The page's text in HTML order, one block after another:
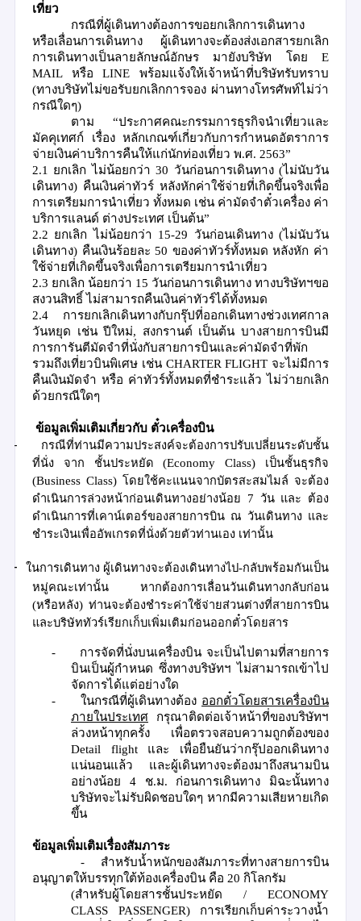
เที่ยว
กรณีที่ผู้เดินทางต้องการขอยกเลิกการเดินทาง
หรือเลื่อนการเดินทาง ผู้เดินทางจะต้องส่งเอกสารยกเลิก
การเดินทางเป็นลายลักษณ์อักษร มายังบริษัท โดย E
MAIL หรือ LINEพร้อมแจ้งให้เจ้าหน้าที่บริษัทรับทราบ
(ทางบริษัทไม่ขอรับยกเลิกการจอง ผ่านทางโทรศัพท์ไม่ว่า
กรณีใดๆ)
ตาม “ประกาศคณะกรรมการธุรกิจนำเที่ยวและ
มัคคุเทศก์ เรื่อง หลักเกณฑ์เกี่ยวกับการกำหนดอัตราการ
จ่ายเงินค่าบริการคืนให้แก่นักท่องเที่ยว พ.ศ. 2563”
2.1 ยกเลิก ไม่น้อยกว่า30 วันก่อนการเดินทาง (ไม่นับวัน
เดินทาง) คืนเงินค่าทัวร์ หลังหักค่าใช้จ่ายที่เกิดขึ้นจริงเพื่อ
การเตรียมการนำเที่ยว ทั้งหมด เช่น ค่ามัดจำตั๋วเครื่อง ค่า
บริการแลนด์ ต่างประเทศ เป็นต้น”
2.2 ยกเลิก ไม่น้อยกว่า 15-29 วันก่อนเดินทาง(ไม่นับวัน
เดินทาง) คืนเงินร้อยละ 50 ของค่าทัวร์ทั้งหมด หลังหัก ค่า
ใช้จ่ายที่เกิดขึ้นจริงเพื่อการเตรียมการนำเที่ยว
2.3 ยกเลิก น้อยกว่า 15 วันก่อนการเดินทาง ทางบริษัทฯขอ
สงวนสิทธิ์ ไม่สามารถคืนเงินค่าทัวร์ได้ทั้งหมด
2.4
การยกเลิกเดินทางกับกรุ๊ปที่ออกเดินทางช่วงเทศกาล
วันหยุด เช่น ปีใหม่, สงกรานต์ เป็นต้น บางสายการบินมี
การการันตีมัดจำที่นั่งกับสายการบินและค่ามัดจำที่พัก
รวมถึงเที่ยวบินพิเศษ เช่น CHARTER FLIGHT จะไม่มีการ
คืนเงินมัดจำ หรือ ค่าทัวร์ทั้งหมดที่ชำระแล้ว ไม่ว่ายกเลิก
ด้วยกรณีใดๆ
ข้อมูลเพิ่มเติมเกี่ยวกับ ตั๋วเครื่องบิน
-
กรณีที่ท่านมีความประสงค์จะต้องการปรับเปลี่ยนระดับชั้น
ที่นั่ง จาก
ชั้นประหยัด (Economy Class) เป็นชั้นธุรกิจ
(Business Class) โดยใช้คะแนนจากบัตรสะสมไมล์ จะต้อง
ดำเนินการล่วงหน้าก่อนเดินทางอย่างน้อย 7 วัน และ ต้อง
ดำเนินการที่เคาน์เตอร์ของสายการบิน ณ วันเดินทาง และ
ชำระเงินเพื่ออัพเกรดที่นั่งด้วยตัวท่านเอง เท่านั้น
- ในการเดินทาง ผู้เดินทางจะต้องเดินทางไป -กลับพร้อมกันเป็น
หมู่คณะเท่านั้น หากต้องการเลื่อนวันเดินทางกลับก่อน
(หรือหลัง) ท่านจะต้องชำระค่าใช้จ่ายส่วนต่างที่สายการบิน
และบริษัททัวร์เรียกเก็บเพิ่มเติมก่อนออกตั๋วโดยสาร
- การจัดที่นั่งบนเครื่องบิน จะเป็นไปตามที่สายการ
บินเป็นผู้กำหนด ซึ่งทางบริษัทฯ ไม่สามารถเข้าไป
จัดการได้แต่อย่างใด
- ในกรณีที่ผู้เดินทางต้อง ออกตั๋วโดยสารเครื่องบิน
ภายในประเทศ
กรุณาติดต่อเจ้าหน้าที่ของบริษัทฯ
ล่วงหน้าทุกครั้ง เพื่อตรวจสอบความถูกต้องของ
Detail flight และ เพื่อยืนยันว่ากรุ๊ปออกเดินทาง
แน่นอนแล้ว และผู้เดินทางจะต้องมาถึงสนามบิน
อย่างน้อย 4 ช.ม. ก่อนการเดินทาง มิฉะนั้นทาง
บริษัทจะไม่รับผิดชอบใดๆ หากมีความเสียหายเกิด
ขึ้น
ข้อมูลเพิ่มเติมเรื่องสัมภาระ
- สำหรับน้ำหนักของสัมภาระที่ทางสายการบิน
อนุญาตให้บรรทุกใต้ท้องเครื่องบิน คือ 20 กิโลกรัม
(สำหรับผู้โดยสารชั้นประหยัด / ECONOMY
CLASS PASSENGER)
การเรียกเก็บค่าระวางน้ำ